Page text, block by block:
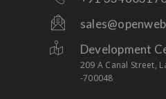
Development
209 A Canal Street,
-700048